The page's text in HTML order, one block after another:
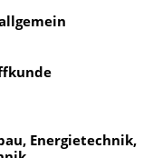
Energietechnik,